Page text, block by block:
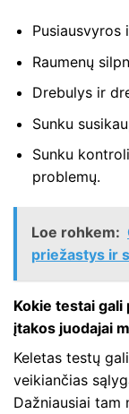
Pusiausvyros
Raumenų
Drebulys ir
Sunku
Sunku
problemų.
Loe rohkem:
priežastys ir
Kokie testai
įtakos juodajai
Keletas testų
veikiančias
Dažniausiai tam